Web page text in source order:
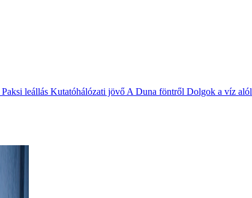
Paksi leállás Kutatóhálózati jövő A Duna föntről Dolgok a víz alól